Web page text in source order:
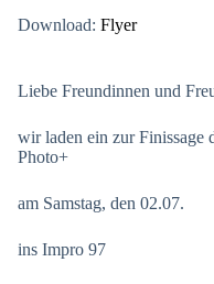
Download: Flyer
Liebe Freundinnen und
wir laden ein zur Finissage
Photo+
am Samstag, den 02.07.
ins Impro 97